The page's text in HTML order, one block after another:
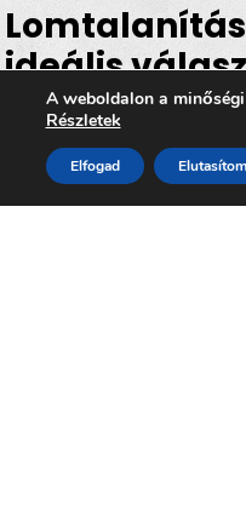
ideális
helyzetben
Legyen szófelújításról,
padlásürítésről,
rendbetételéről, a
A weboldalon a
Részletek
Elfogad Elutasítom